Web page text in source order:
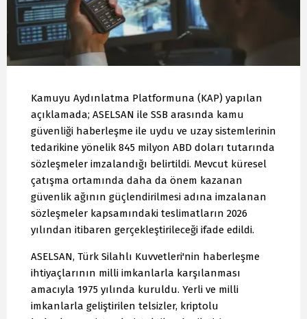
Kamuyu Aydınlatma Platformuna (KAP) yapılan
açıklamada; ASELSAN ile SSB arasında kamu
güvenliği haberleşme ile uydu ve uzay sistemlerinin
tedarikine yönelik 845 milyon ABD doları tutarında
sözleşmeler imzalandığı belirtildi. Mevcut küresel
çatışma ortamında daha da önem kazanan
güvenlik ağının güçlendirilmesi adına imzalanan
sözleşmeler kapsamındaki teslimatların 2026
yılından itibaren gerçekleştirileceği ifade edildi.
ASELSAN, Türk Silahlı Kuvvetleri'nin haberleşme
ihtiyaçlarının milli imkanlarla karşılanması
amacıyla 1975 yılında kuruldu. Yerli ve milli
imkanlarla geliştirilen telsizler, kriptolu